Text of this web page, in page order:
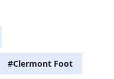
#Clermont Foot